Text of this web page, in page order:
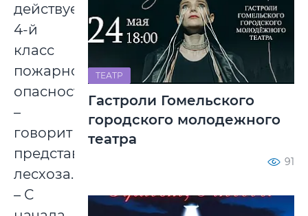
действует
4-й
класс
пожарной
опасности,
–
говорит
представитель
лесхоза.
– С
ТЕАТР
Гастроли Гомельского
городского молодежного
театра
91